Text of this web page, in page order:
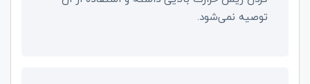
توصیه نمی‌شود.